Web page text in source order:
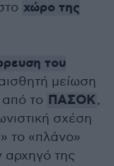
χώρο της
του
μείωση
από το ΠΑΣΟΚ,
σχέση
το «πλάνο»
αρχηγό της